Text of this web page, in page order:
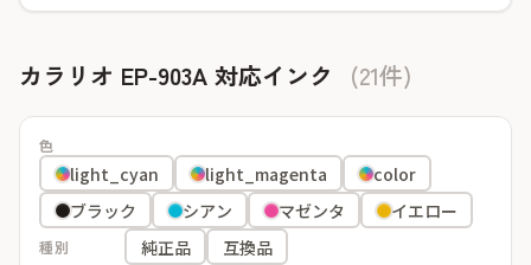
カラリオ EP-903A 対応インク (21件)
色
light_cyan light_magenta
color
ブラック
シアン マゼンタ イエロー
種別 純正品
互換品